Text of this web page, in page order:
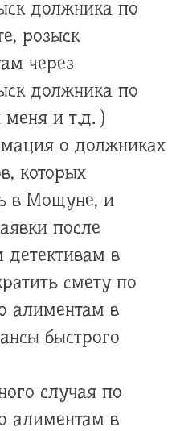
должника по
розыск
через
должника по
и т.д. )
о должниках
которых
в Мощуне, и
после
детективам в
смету по
алиментам в
быстрого
случая по
алиментам в